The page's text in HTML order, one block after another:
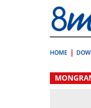
direttamente
a:
HOME
.